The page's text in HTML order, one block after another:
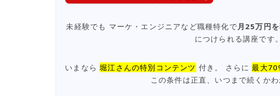
未経験でも マーケ・エンジニアなど職種特化で 月25万円
につけられる講座です。
いまなら堀江さんの特別コンテンツ 付き。 さらに最大
この条件は正直、いつまで続くかわ